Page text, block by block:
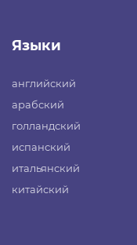
Языки
английский
арабский
голландский
испанский
итальянский
китайский